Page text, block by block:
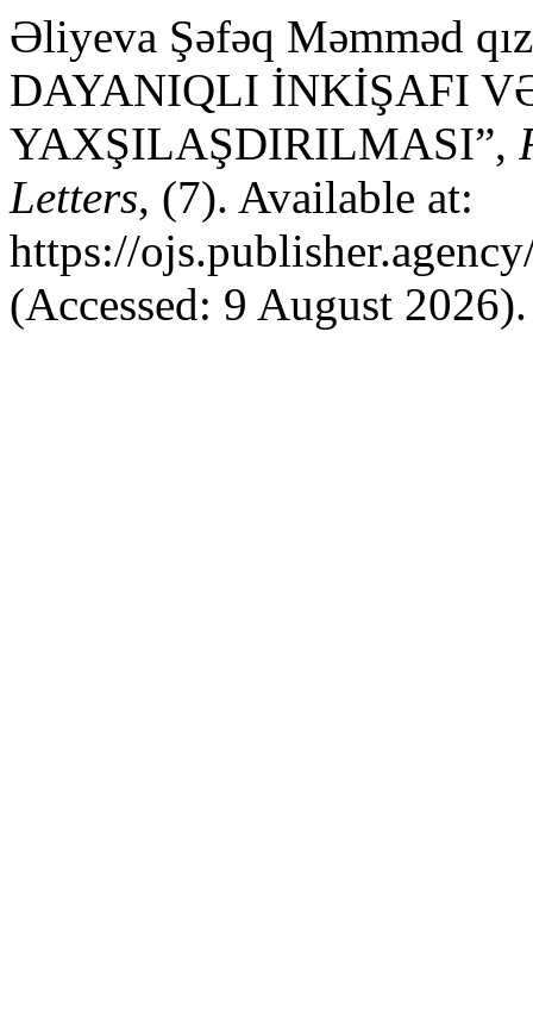
Əliyeva Şəfəq Məmməd
DAYANIQLI İNKİŞAFI
YAXŞILAŞDIRILMASI”,
Letters, (7). Available at:
https://
(Accessed: 9 August 2026).